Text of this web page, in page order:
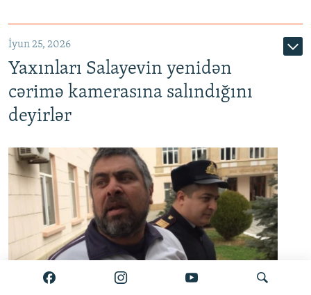
İyun 25, 2026
Yaxınları Salayevin yenidən
cərimə kamerasına salındığını
deyirlər